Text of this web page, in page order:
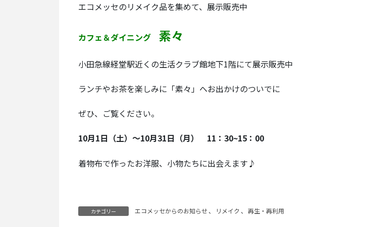
エコメッセのリメイク品を集めて、展示販売中
カフェ＆ダイニング 素々
小田急線経堂駅近くの生活クラブ館地下1階にて展示販売中
ランチやお茶を楽しみに「素々」へお出かけのついでに
ぜひ、ご覧ください。
10月1日（土）～10月31日（月） 11：30~15：00
着物布で作ったお洋服、小物たちに出会えます♪
カテゴリー エコメッセからのお知らせ、 リメイク 、 再生・再利用